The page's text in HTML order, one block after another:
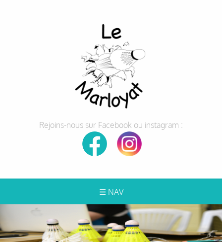
Rejoins-nous sur Facebook ou instagram :
☰ NAV